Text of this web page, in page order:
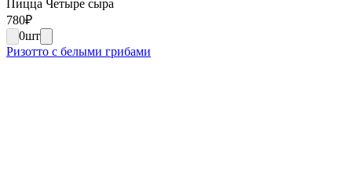
Пицца Четыре сыра
780₽
0шт
Ризотто с белыми грибами